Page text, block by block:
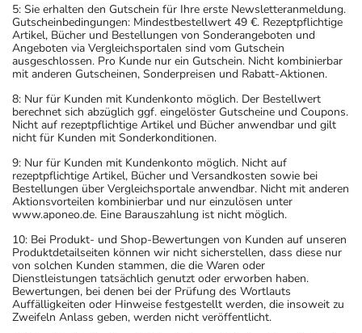
Diabetische Neuropathie -
bei schweren Formen:
Erwachsene 4 Tabletten 2-mal
Sklerose:
Tabletten
Vorbeugung gegen einen
Anfall beim
Alkoholentzugssyndrom:
Erwachsene 2 Tabletten
Vorbeugung
Alkoholentzugssyndrom -
Erwachsene 4 Tabletten 2-mal
5: Sie erhalten den Gutschein für Ihre erste Newsletteranmeldung.
Gutscheinbedingungen: Mindestbestellwert 49 €. Rezeptpflichtige
Artikel, Bücher und Bestellungen von Sonderangeboten und
Angeboten via Vergleichsportalen sind vom Gutschein
ausgeschlossen. Pro Kunde nur ein Gutschein. Nicht kombinierbar
mit anderen Gutscheinen, Sonderpreisen und Rabatt-Aktionen.
8: Nur für Kunden mit Kundenkonto möglich. Der Bestellwert
berechnet sich abzüglich ggf. eingelöster Gutscheine und Coupons.
Nicht auf rezeptpflichtige Artikel und Bücher anwendbar und gilt
nicht für Kunden mit Sonderkonditionen.
9: Nur für Kunden mit Kundenkonto möglich. Nicht auf
rezeptpflichtige Artikel, Bücher und Versandkosten sowie bei
Bestellungen über Vergleichsportale anwendbar. Nicht mit anderen
Aktionsvorteilen kombinierbar und nur einzulösen unter
www.aponeo.de. Eine Barauszahlung ist nicht möglich.
10: Bei Produkt- und Shop-Bewertungen von Kunden auf unseren
Produktdetailseiten können wir nicht sicherstellen, dass diese nur
von solchen Kunden stammen, die die Waren oder
Dienstleistungen tatsächlich genutzt oder erworben haben.
Bewertungen, bei denen bei der Prüfung des Wortlauts
Auffälligkeiten oder Hinweise festgestellt werden, die insoweit zu
Zweifeln Anlass geben, werden nicht veröffentlicht.